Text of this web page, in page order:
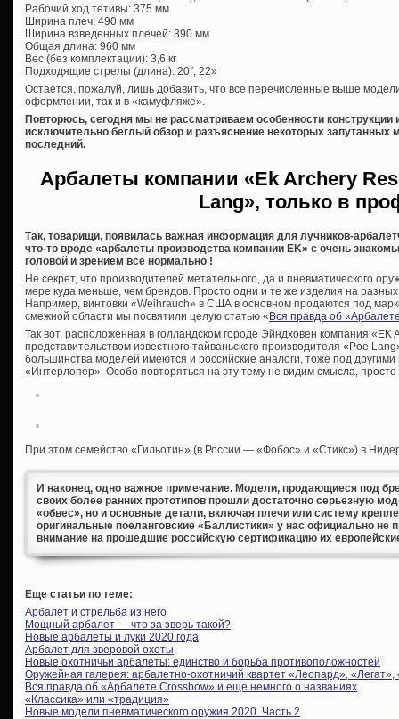
Рабочий ход тетивы: 375 мм
Ширина плеч: 490 мм
Ширина взведенных плечей: 390 мм
Общая длина: 960 мм
Вес (без комплектации): 3,6 кг
Подходящие стрелы (длина): 20″, 22»
Остается, пожалуй, лишь добавить, что все перечисленные выше
оформлении, так и в «камуфляже».
Повторюсь, сегодня мы не рассматриваем особенности конструкции
исключительно беглый обзор и разъяснение некоторых запутанных
последний.
Арбалеты компании «Ek Archery
Lang», только в
Так, товарищи, появилась важная информация для лучников-
что-то вроде «арбалеты производства компании EK» с очень
головой и зрением все нормально !
Не секрет, что производителей метательного, да и пневматического
мере куда меньше, чем брендов. Просто одни и те же изделия на
Например, винтовки «Weihrauch» в США в основном продаются под
смежной области мы посвятили целую статью «Вся правда об
Так вот, расположенная в голландском городе Эйндховен компания
представительством известного тайваньского производителя «Poe
большинства моделей имеются и российские аналоги, тоже под
«Интерлопер». Особо повторяться на эту тему не видим смысла,
При этом семейство «Гильотин» (в России — «Фобос» и «Стикс») в
И наконец, одно важное примечание. Модели, продающиеся под
своих более ранних прототипов прошли достаточно серьезную
«обвес», но и основные детали, включая плечи или систему
оригинальные поеланговские «Баллистики» у нас официально не
внимание на прошедшие российскую сертификацию их
Еще статьи по теме:
Арбалет и стрельба из него
Мощный арбалет — что за зверь такой?
Новые арбалеты и луки 2020 года
Арбалет для зверовой охоты
Новые охотничьи арбалеты: единство и борьба противоположностей
Оружейная галерея: арбалетно-охотничий квартет «Леопард»,
Вся правда об «Арбалете Crossbow» и еще немного о названиях
«Классика» или «традиция»
Новые модели пневматического оружия 2020. Часть 2